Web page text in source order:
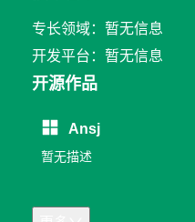
专长领域：暂无信息
开发平台：暂无信息
开源作品
Ansj
暂无描述